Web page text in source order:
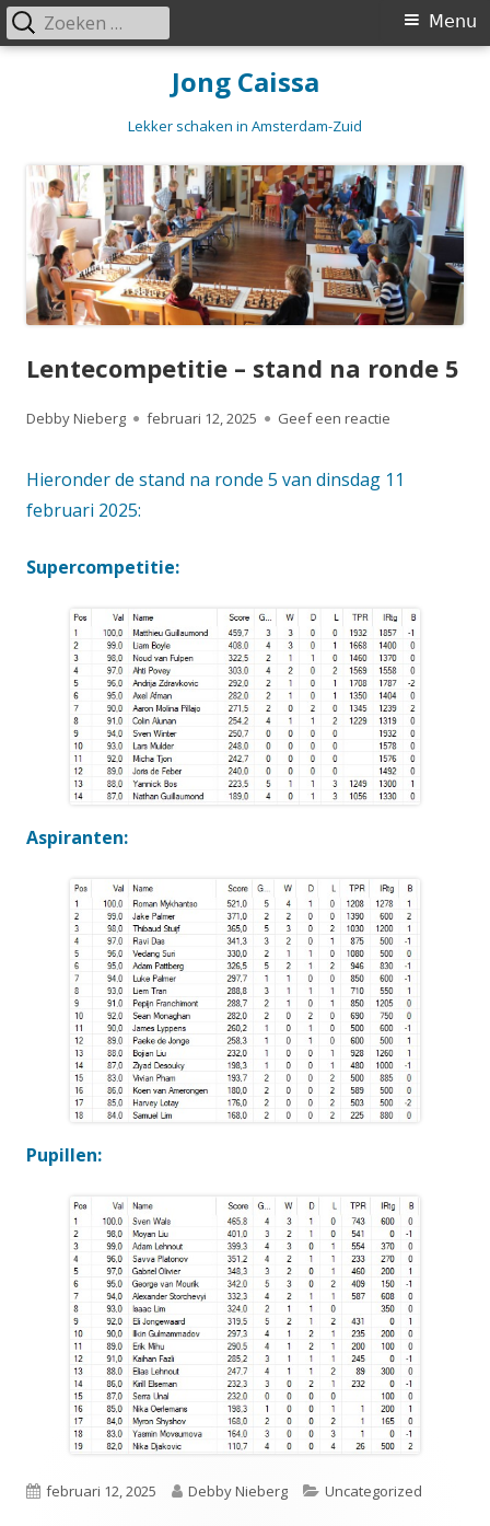
Jong Caissa
Lekker schaken in Amsterdam-Zuid
Primair
Menu
Zoeken
naar:
Lentecompetitie – stand na ronde 5
Auteur
Debby Nieberg
Gepubliceerd
februari 12, 2025 Geef een reactie
Hieronder de stand na ronde 5 van dinsdag 11
februari 2025:
Supercompetitie:
Aspiranten:
Pupillen:
Gepubliceerd
februari 12, 2025 Auteur
Debby Nieberg Categorieën
Uncategorized